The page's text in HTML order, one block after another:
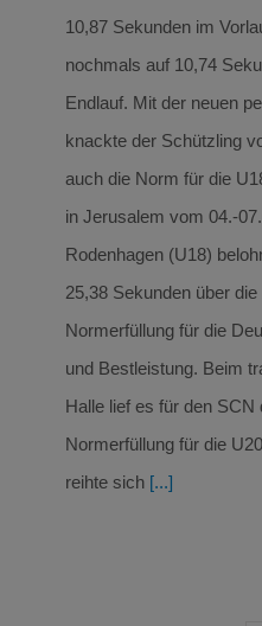
10,87 Sekunden im
nochmals auf 10,74
Endlauf. Mit der neuen
knackte der Schützling
auch die Norm für die
in Jerusalem vom 04.-
Rodenhagen (U18)
25,38 Sekunden über
Normerfüllung für die
und Bestleistung. Beim
Halle lief es für den
Normerfüllung für die
reihte sich [...]